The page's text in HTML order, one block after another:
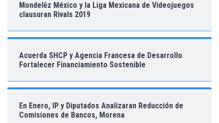
Mondelēz México y la Liga Mexicana de Videojuegos
clausuran Rivals 2019
Acuerda SHCP y Agencia Francesa de Desarrollo
Fortalecer Financiamiento Sostenible
En Enero, IP y Diputados Analizaran Reducción de
Comisiones de Bancos, Morena